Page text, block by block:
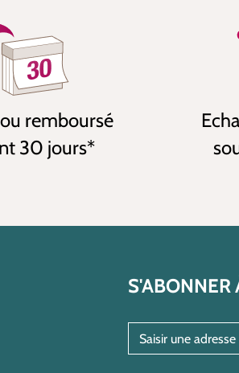
remboursé
30 jours*
Twitter/X
S'ABONNER